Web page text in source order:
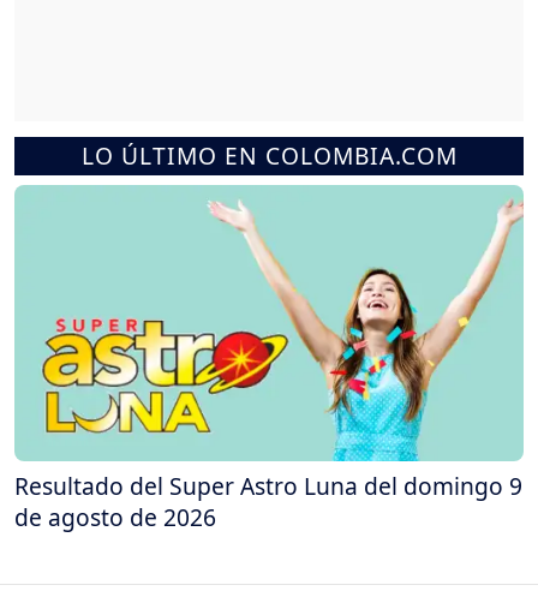
LO ÚLTIMO EN COLOMBIA.COM
Resultado del Super Astro Luna del domingo 9
de agosto de 2026